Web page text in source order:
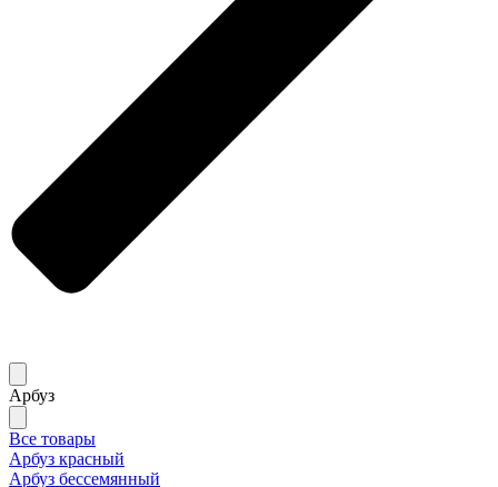
Арбуз
Все товары
Арбуз красный
Арбуз бессемянный